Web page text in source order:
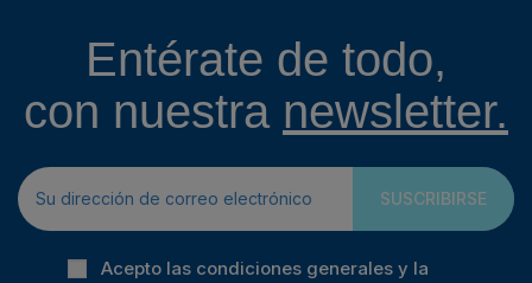
Entérate de todo,
con nuestra newsletter.
SUSCRIBIRSE
Acepto las condiciones generales y la